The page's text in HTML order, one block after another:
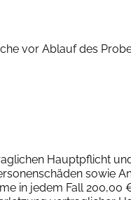
vor Ablauf des
Hauptpflicht
sowie
in jedem Fall 200,00